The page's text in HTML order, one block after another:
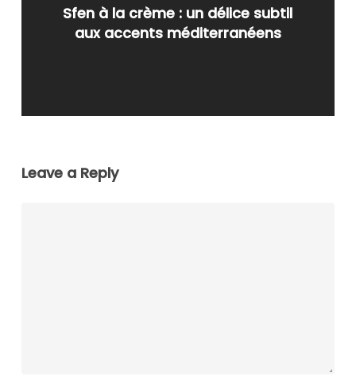
Sfen à la crème : un délice subtil
aux accents méditerranéens
Leave a Reply